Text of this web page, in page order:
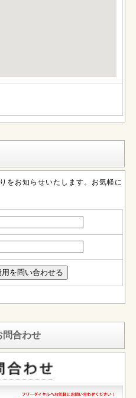
をお知らせいたします。お気軽に
問合わせ